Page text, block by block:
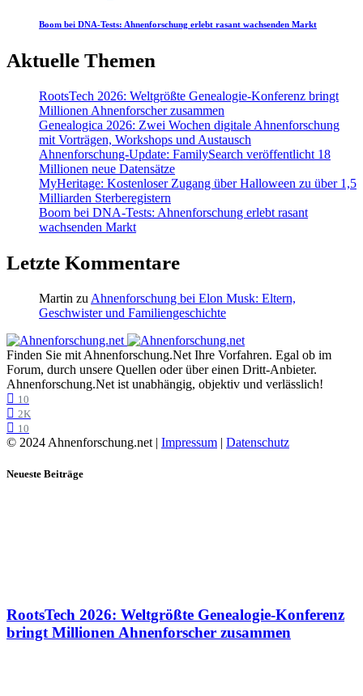
Boom bei DNA-Tests: Ahnenforschung erlebt rasant wachsenden Markt
Aktuelle Themen
RootsTech 2026: Weltgrößte Genealogie-Konferenz bringt
Millionen Ahnenforscher zusammen
Genealogica 2026: Zwei Wochen digitale Ahnenforschung
mit Vorträgen, Workshops und Austausch
Ahnenforschung-Update: FamilySearch veröffentlicht 18
Millionen neue Datensätze
MyHeritage: Kostenloser Zugang über Halloween zu über 1,5
Milliarden Sterberegistern
Boom bei DNA-Tests: Ahnenforschung erlebt rasant
wachsenden Markt
Letzte Kommentare
Martin zu Ahnenforschung bei Elon Musk: Eltern,
Geschwister und Familiengeschichte
Finden Sie mit Ahnenforschung.Net Ihre Vorfahren. Egal ob im
Forum, durch unsere Quellen oder über einen Dritt-Anbieter.
Ahnenforschung.Net ist unabhängig, objektiv und verlässlich!
10
2K
10
© 2024 Ahnenforschung.net | Impressum | Datenschutz
Neueste Beiträge
RootsTech 2026: Weltgrößte Genealogie-Konferenz
bringt Millionen Ahnenforscher zusammen